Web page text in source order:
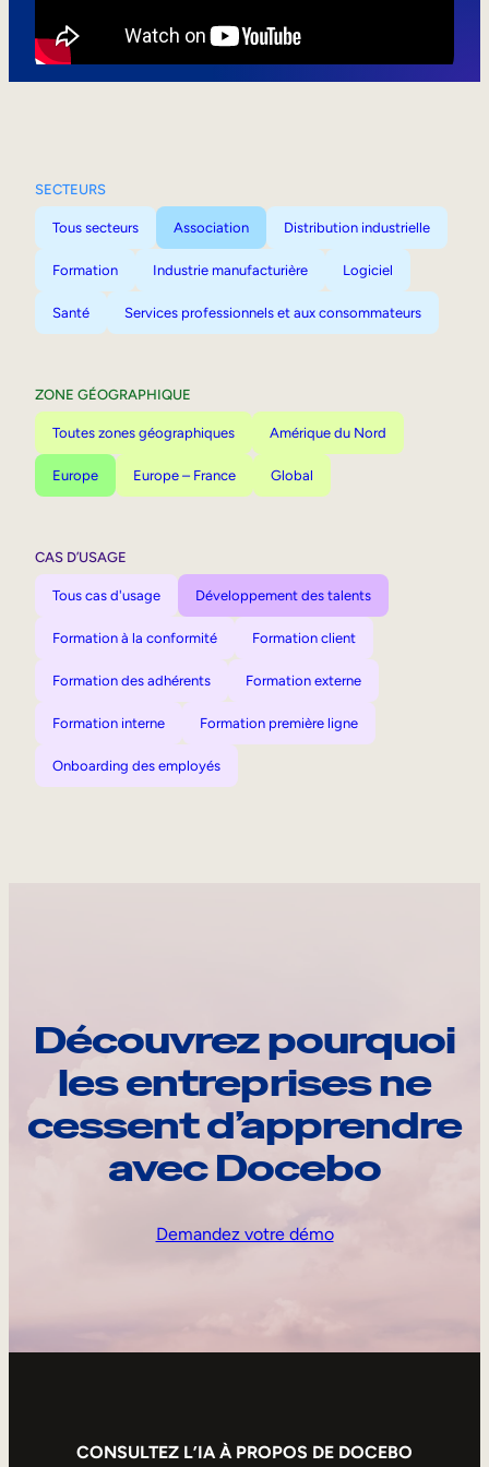
SECTEURS
Tous secteurs Association Distribution industrielle
Formation Industrie manufacturière Logiciel
Santé Services professionnels et aux consommateurs
ZONE GÉOGRAPHIQUE
Toutes zones géographiques Amérique du Nord
Europe Europe – France Global
CAS D’USAGE
Tous cas d'usage Développement des talents
Formation à la conformité Formation client
Formation des adhérents Formation externe
Formation interne Formation première ligne
Onboarding des employés
Découvrez pourquoi
les entreprises ne
cessent d’apprendre
avec Docebo
Demandez votre démo
CONSULTEZ L’IA À PROPOS DE DOCEBO